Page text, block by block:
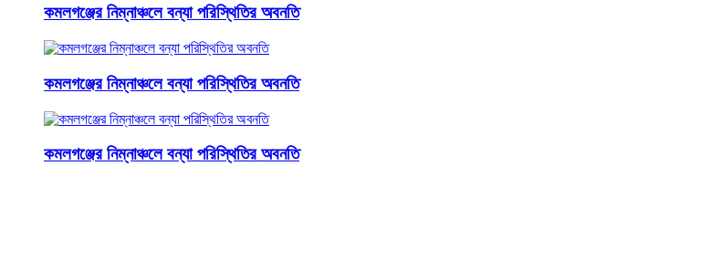
কমলগঞ্জের নিম্নাঞ্চলে বন্যা পরিস্থিতির অবনতি
কমলগঞ্জের নিম্নাঞ্চলে বন্যা পরিস্থিতির অবনতি
কমলগঞ্জের নিম্নাঞ্চলে বন্যা পরিস্থিতির অবনতি